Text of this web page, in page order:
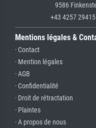
9586
+43 4257
Mentions légales &
· Contact
· Mention légales
· AGB
· Confidentialité
· Droit de rétractation
· Plaintes
· A propos de nous